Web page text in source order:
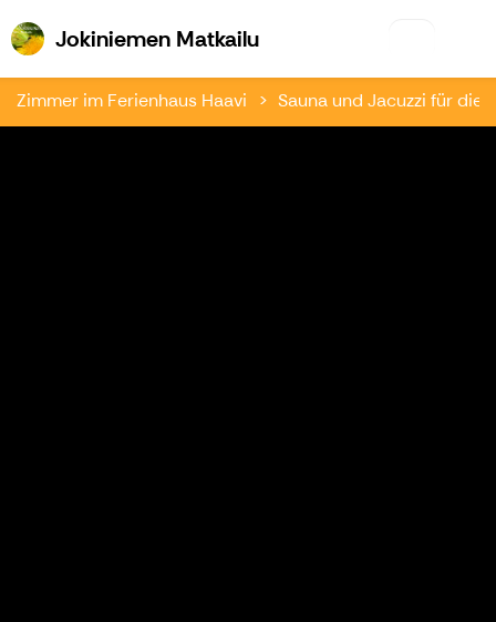
Jokiniemen MatkailuJokiniemen Matkailu
Zimmer im Ferienhaus Haavi Sauna und Jacuzzi für die